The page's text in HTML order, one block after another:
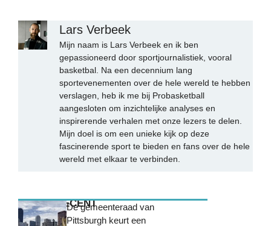
Lars Verbeek
Mijn naam is Lars Verbeek en ik ben
gepassioneerd door sportjournalistiek, vooral
basketbal. Na een decennium lang
sportevenementen over de hele wereld te hebben
verslagen, heb ik me bij Probasketball
aangesloten om inzichtelijke analyses en
inspirerende verhalen met onze lezers te delen.
Mijn doel is om een unieke kijk op deze
fascinerende sport te bieden en fans over de hele
wereld met elkaar te verbinden.
MEEST RECENTDe gemeenteraad van
Pittsburgh keurt een